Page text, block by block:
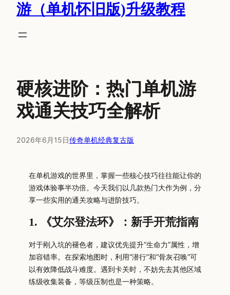
游（单机怀旧版)升级教程
硬核进阶：热门单机游
戏通关技巧全解析
2026年6月15日传奇单机经典复古版
在单机游戏的世界里，掌握一些核心技巧往往能让你的
游戏体验事半功倍。今天我们以几款热门大作为例，分
享一些实用的通关攻略与进阶技巧。
1. 《艾尔登法环》：新手开荒指南
对于刚入坑的褪色者，建议优先提升“生命力”属性，增
加容错率。在探索地图时，利用“潜行”和“骨灰召唤”可
以有效降低战斗难度。遇到卡关时，不妨先去其他区域
练级收集装备，等级压制也是一种策略。